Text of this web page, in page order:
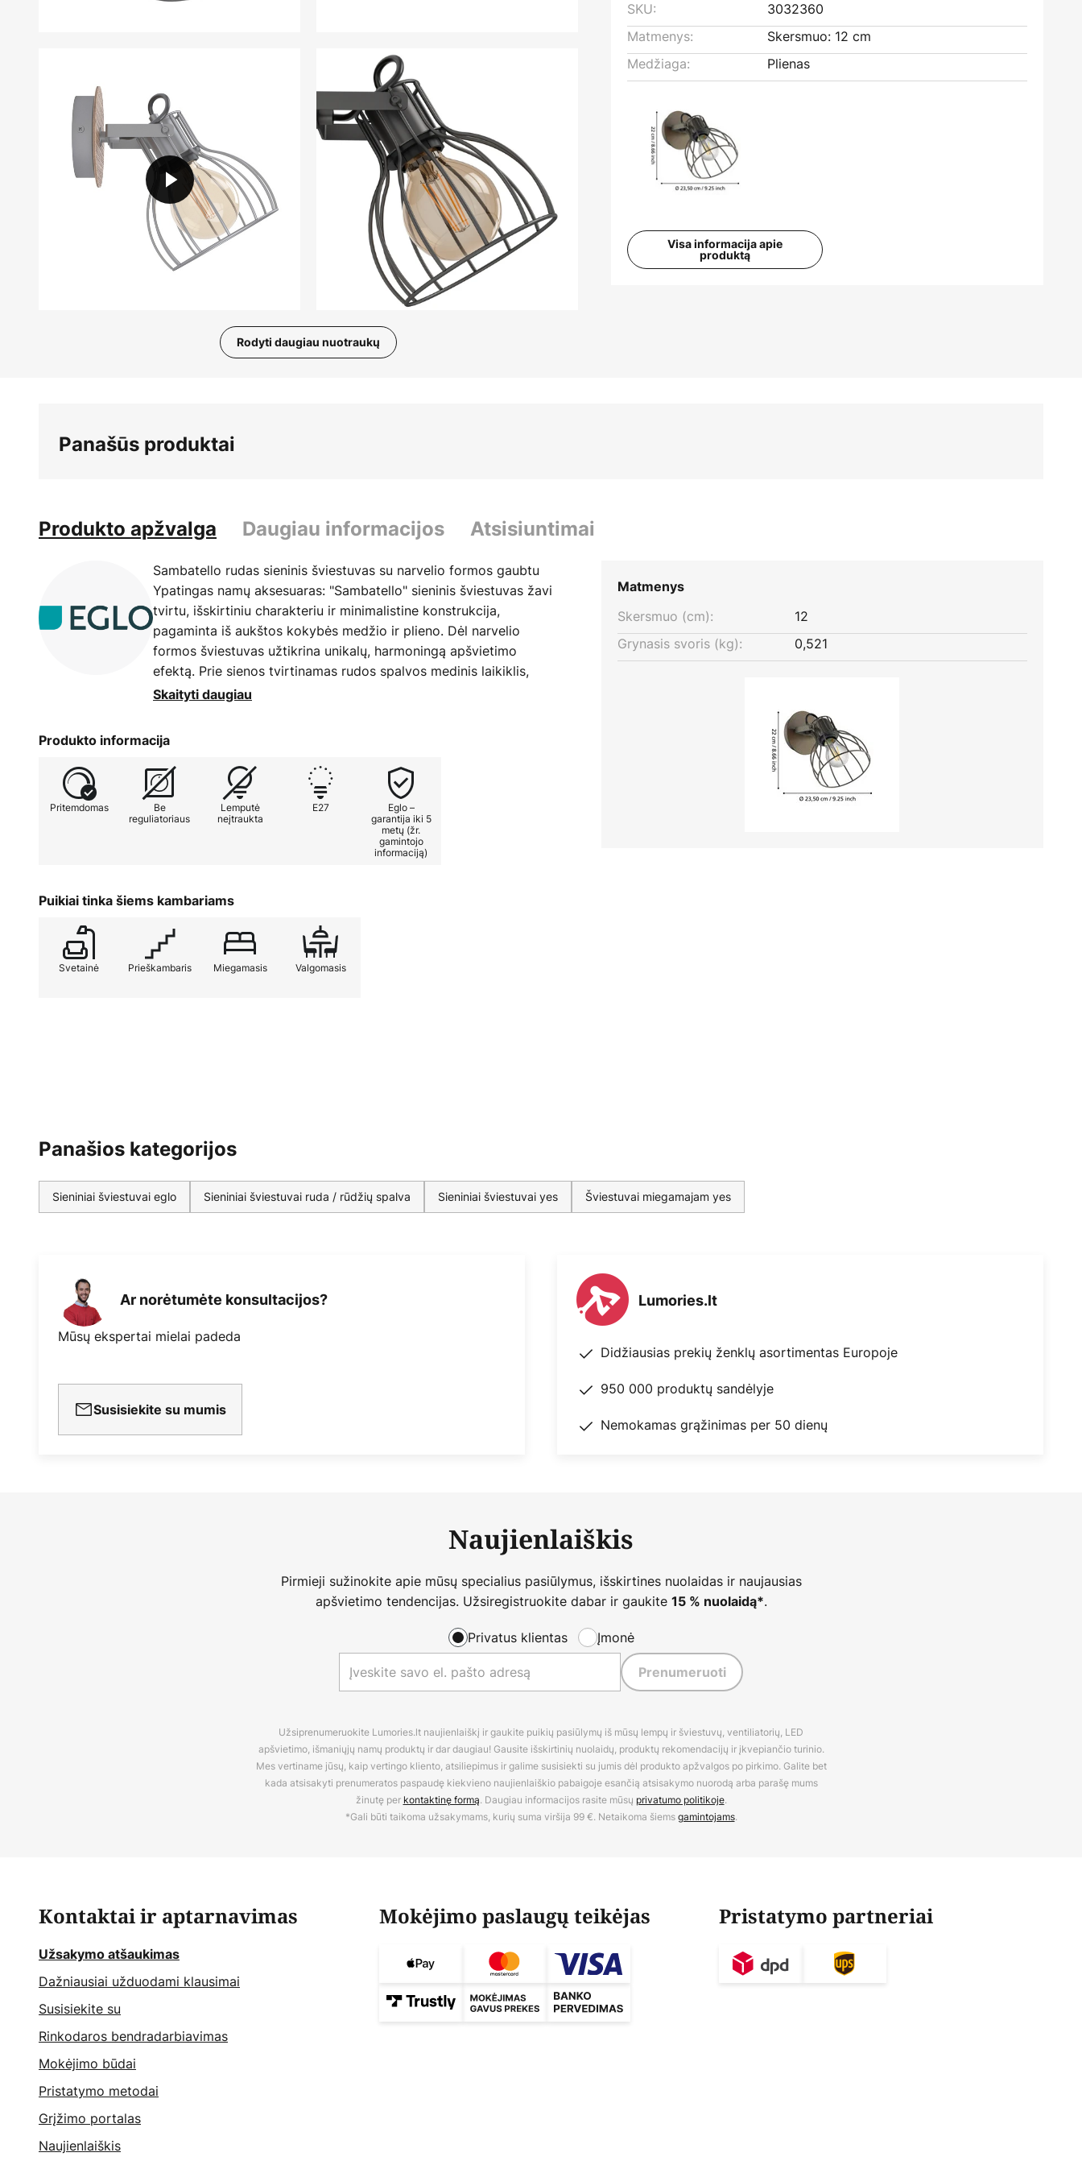
Rodyti daugiau nuotraukų
SKU:
3032360
Matmenys:
Skersmuo: 12 cm
Medžiaga:
Plienas
Visa informacija apie
produktą
Panašūs produktai
Produkto apžvalga Daugiau informacijos Atsisiuntimai
Sambatello rudas sieninis šviestuvas su narvelio formos gaubtu
Ypatingas namų aksesuaras: "Sambatello" sieninis šviestuvas žavi
tvirtu, išskirtiniu charakteriu ir minimalistine konstrukcija,
pagaminta iš aukštos kokybės medžio ir plieno. Dėl narvelio
formos šviestuvas užtikrina unikalų, harmoningą apšvietimo
efektą. Prie sienos tvirtinamas rudos spalvos medinis laikiklis,
kuris prilaiko šviestuvo korpusą ir tvirtą šviestuvo korpusą. Ploni
tarpusavyje ir suteikia erdviam gaubtui būdingą narvelio išvaizdą.
Dėl šios futuristinės plieninės konstrukcijos šilta vieno liepsnos
liežuvio šviesa gali tolygiai kristi visomis kryptimis ir taip
optimaliai apšviesti patalpą.
Skaityti daugiau
Produkto informacija
Pritemdomas
Be
reguliatoriaus
Lemputė
neįtraukta
E27
Eglo –
garantija iki 5
metų (žr.
gamintojo
informaciją)
Puikiai tinka šiems kambariams
Svetainė Prieškambaris Miegamasis Valgomasis
Matmenys
Skersmuo (cm):
12
Grynasis svoris (kg):
0,521
Panašios kategorijos
Sieniniai šviestuvai eglo Sieniniai šviestuvai ruda / rūdžių spalva Sieniniai šviestuvai yes Šviestuvai miegamajam yes
Ar norėtumėte konsultacijos?
Mūsų ekspertai mielai padeda
Susisiekite su mumis
Lumories.lt
Didžiausias prekių ženklų asortimentas Europoje
950 000 produktų sandėlyje
Nemokamas grąžinimas per 50 dienų
Naujienlaiškis
Pirmieji sužinokite apie mūsų specialius pasiūlymus, išskirtines nuolaidas ir naujausias
apšvietimo tendencijas. Užsiregistruokite dabar ir gaukite 15 % nuolaidą*.
Privatus klientas Įmonė
Prenumeruoti
Užsiprenumeruokite Lumories.lt naujienlaiškį ir gaukite puikių pasiūlymų iš mūsų lempų ir šviestuvų, ventiliatorių, LED
apšvietimo, išmaniųjų namų produktų ir dar daugiau! Gausite išskirtinių nuolaidų, produktų rekomendacijų ir įkvepiančio turinio.
Mes vertiname jūsų, kaip vertingo kliento, atsiliepimus ir galime susisiekti su jumis dėl produkto apžvalgos po pirkimo. Galite bet
kada atsisakyti prenumeratos paspaudę kiekvieno naujienlaiškio pabaigoje esančią atsisakymo nuorodą arba parašę mums
žinutę per kontaktinę formą. Daugiau informacijos rasite mūsų privatumo politikoje.
*Gali būti taikoma užsakymams, kurių suma viršija 99 €. Netaikoma šiemsgamintojams.
Kontaktai ir aptarnavimas
Užsakymo atšaukimas
Dažniausiai užduodami klausimai
Susisiekite su
Rinkodaros bendradarbiavimas
Mokėjimo būdai
Pristatymo metodai
Grįžimo portalas
Naujienlaiškis
Mokėjimo paslaugų teikėjas Pristatymo partneriai